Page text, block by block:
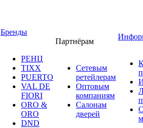
Бренды
РЕНЦ
TIXX
PUERTO
VAL DE
FIORI
ORO &
ORO
DND
Партнёрам
Сетевым
ретейлерам
Оптовым
компаниям
Салонам
дверей